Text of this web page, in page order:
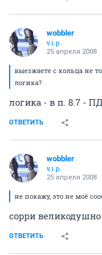
wobbler
v.i.p.
25 апреля 2008
выезжаете с кольца не
логика?
логика - в п. 8.7 -
ОТВЕТИТЬ
wobbler
v.i.p.
25 апреля 2008
не покажу, это не моё
сорри
ОТВЕТИТЬ